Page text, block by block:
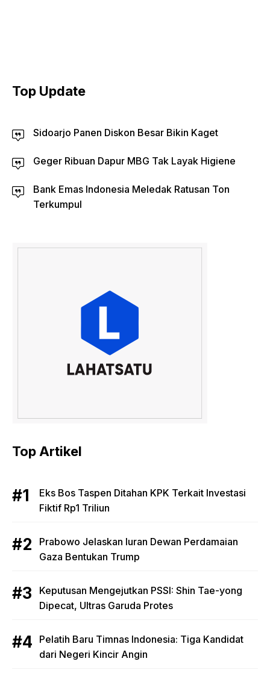
Top Update
Sidoarjo Panen Diskon Besar Bikin Kaget
Geger Ribuan Dapur MBG Tak Layak Higiene
Bank Emas Indonesia Meledak Ratusan Ton
Terkumpul
Top Artikel
Eks Bos Taspen Ditahan KPK Terkait Investasi
Fiktif Rp1 Triliun
Prabowo Jelaskan Iuran Dewan Perdamaian
Gaza Bentukan Trump
Keputusan Mengejutkan PSSI: Shin Tae-yong
Dipecat, Ultras Garuda Protes
Pelatih Baru Timnas Indonesia: Tiga Kandidat
dari Negeri Kincir Angin